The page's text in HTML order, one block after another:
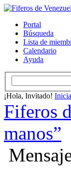
Portal
Búsqueda
Lista de
Calendario
Ayuda
¡Hola, Invitado!
Fiferos
manos”